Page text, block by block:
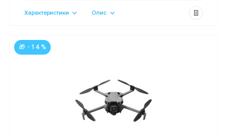
Характеристики Опис
🎁 - 14 %